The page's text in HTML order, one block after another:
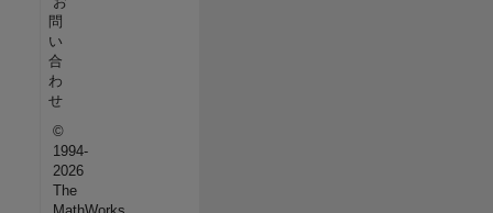
問
い
合
わ
せ
©
1994-
2026
The